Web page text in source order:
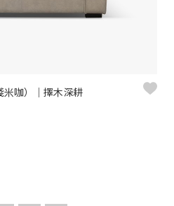
米咖）｜擇木深耕